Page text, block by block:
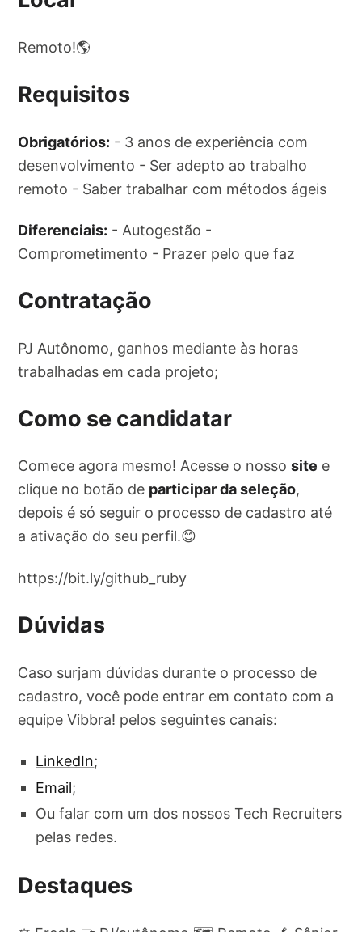
Remoto!🌎
Requisitos
Obrigatórios: - 3 anos de experiência com
desenvolvimento - Ser adepto ao trabalho
remoto - Saber trabalhar com métodos ágeis
Diferenciais: - Autogestão -
Comprometimento - Prazer pelo que faz
Contratação
PJ Autônomo, ganhos mediante às horas
trabalhadas em cada projeto;
Como se candidatar
Comece agora mesmo! Acesse o nossosite e
clique no botão de participar da seleção,
depois é só seguir o processo de cadastro até
a ativação do seu perfil.😊
https://bit.ly/github_ruby
Dúvidas
Caso surjam dúvidas durante o processo de
cadastro, você pode entrar em contato com a
equipe Vibbra! pelos seguintes canais:
LinkedIn;
Email;
Ou falar com um dos nossos Tech Recruiters
pelas redes.
Destaques